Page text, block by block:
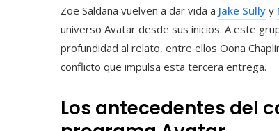
Zoe Saldaña vuelven a dar vida a Jake Sully y
universo Avatar desde sus inicios. A este
profundidad al relato, entre ellos Oona
conflicto que impulsa esta tercera entrega.
Los antecedentes del